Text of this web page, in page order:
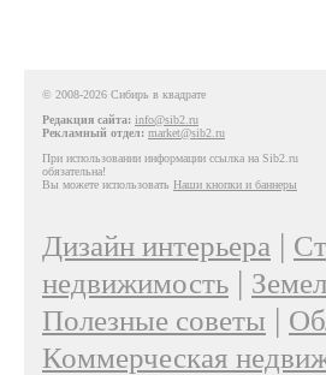
© 2008-2026 Сибирь в квадрате
Редакция сайта: info@sib2.ru
Рекламный отдел: market@sib2.ru
При использовании информации ссылка на Sib2.ru
обязательна!
Вы можете использовать Наши кнопки и баннеры
Дизайн интерьера |
недвижимость |
Полезные советы |
Коммерческая